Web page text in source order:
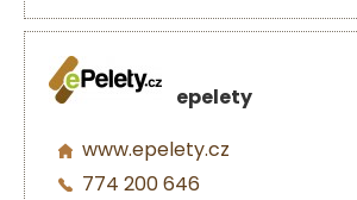
epelety
www.epelety.cz
774 200 646